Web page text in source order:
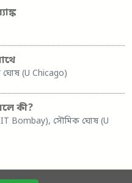
(U Chicago)
কী?
Bombay), সৌমিক ঘোষ (U